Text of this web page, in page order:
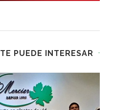
PUEDE INTERESAR